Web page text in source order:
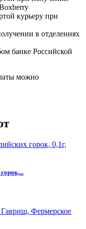
курьеру при
в отделениях
банке Российской
можно